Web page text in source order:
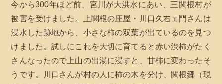
今から300年ほど前、宮川が大洪水にあい、三関根村が
被害を受けました。上関根の庄屋・川口久右ェ門さんは
浸水した跡地から、小さな柿の双葉が出ているのを見つ
けました。試しにこれを大切に育てると赤い渋柿がたく
さんなったので上山の出湯に浸すと、甘柿に変わったそ
うです。川口さんが村の人に柿の木を分け、関根郷（現